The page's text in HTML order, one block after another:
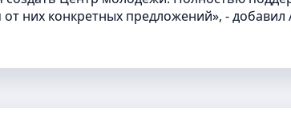
них конкретных предложений», -